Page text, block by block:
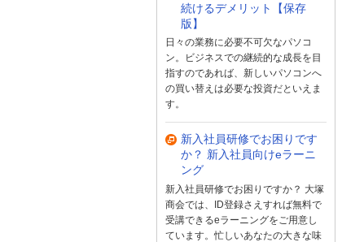
続けるデメリット【保存
版】
日々の業務に必要不可欠なパソコ
ン。ビジネスでの継続的な成長を目
指すのであれば、新しいパソコンへ
の買い替えは必要な投資だといえま
す。
新入社員研修でお困りです
か？ 新入社員向けeラーニ
ング
新入社員研修でお困りですか？ 大塚
商会では、ID登録さえすれば無料で
受講できるeラーニングをご用意し
ています。忙しいあなたの大きな味